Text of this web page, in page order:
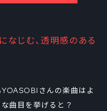
なじむ、透明感のある
YOASOBIさんの楽曲はよ
曲目を挙げると？